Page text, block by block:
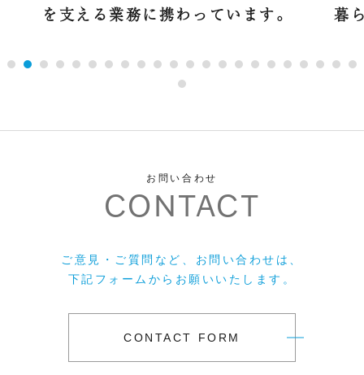
を支える業務に携わっています。
暮
お問い合わせ
CONTACT
ご意見・ご質問など、お問い合わせは、
下記フォームからお願いいたします。
CONTACT FORM